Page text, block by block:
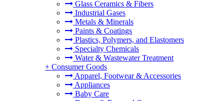
Glass Ceramics & Fibers
Industrial Gases
Metals & Minerals
Paints & Coatings
Plastics, Polymers, and Elastomers
Specialty Chemicals
Water & Wastewater Treatment
+ Consumer Goods
Apparel, Footwear & Accessories
Appliances
Baby Care